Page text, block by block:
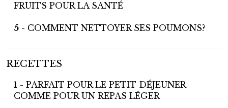
FRUITS POUR LA SANTÉ
5 - COMMENT NETTOYER SES POUMONS?
RECETTES
1 - PARFAIT POUR LE PETIT DÉJEUNER
COMME POUR UN REPAS LÉGER